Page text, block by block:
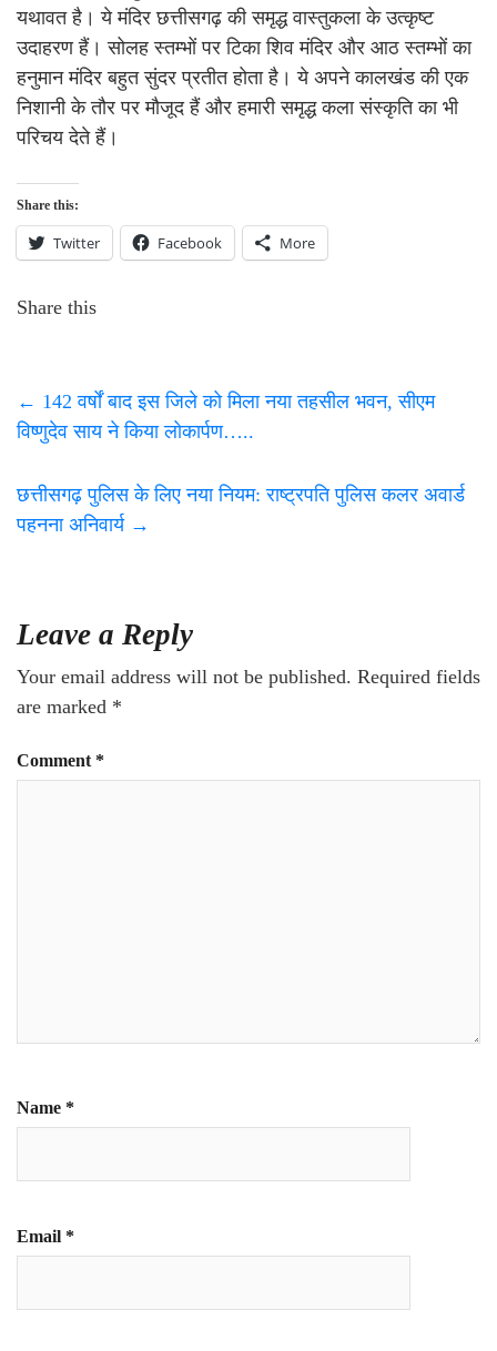
यथावत है। ये मंदिर छत्तीसगढ़ की समृद्ध वास्तुकला के उत्कृष्ट
उदाहरण हैं। सोलह स्तम्भों पर टिका शिव मंदिर और आठ स्तम्भों का
हनुमान मंदिर बहुत सुंदर प्रतीत होता है। ये अपने कालखंड की एक
निशानी के तौर पर मौजूद हैं और हमारी समृद्ध कला संस्कृति का भी
परिचय देते हैं।
Share this:
Twitter Facebook More
Share this
← 142 वर्षों बाद इस जिले को मिला नया तहसील भवन, सीएम
विष्णुदेव साय ने किया लोकार्पण…..
छत्तीसगढ़ पुलिस के लिए नया नियम: राष्ट्रपति पुलिस कलर अवार्ड
पहनना अनिवार्य →
Leave a Reply
Your email address will not be published. Required fields
are marked *
Comment *
Name *
Email *